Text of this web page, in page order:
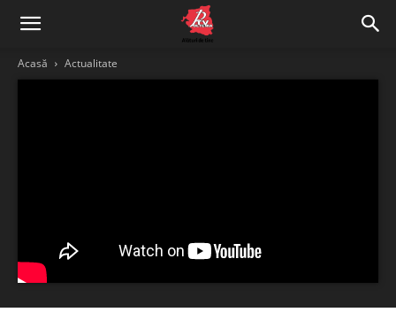
Acasă Actualitate